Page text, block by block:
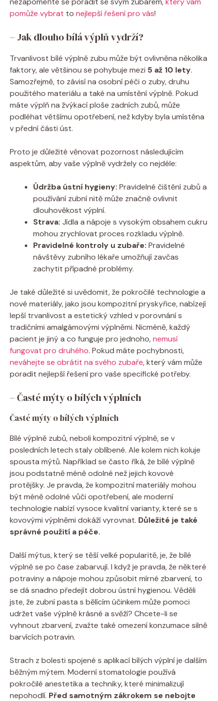
pomůže vybrat to nejlepší řešení pro vás!
– Jak dlouho bílá výplň vydrží?
Trvanlivost bílé výplně zubu může být ovlivněna několika
faktory, ale většinou se pohybuje mezi 5 až 10 lety.
Samozřejmě, to závisí na osobní péči o zuby, druhu
použitého materiálu a také na umístění výplně. Pokud
máte výplň na žvýkací ploše zadních zubů, může
podléhat většímu opotřebení, než kdyby byla umístěna
v přední části úst.
Proto je důležité věnovat pozornost následujícím
aspektům, aby vaše výplně vydržely co nejdéle:
Údržba ústní hygieny: Pravidelné čištění zubů a
používání zubní nitě může značně ovlivnit
dlouhověkost výplní.
Strava: Jídla a nápoje s vysokým obsahem cukru
mohou zrychlovat proces rozkladu výplně.
Pravidelné kontroly u zubaře: Pravidelné
návštěvy zubního lékaře umožňují zavčas
zachytit případné problémy.
Je také důležité si uvědomit, že pokročilé technologie a
nové materiály, jako jsou kompozitní pryskyřice, nabízejí
lepší trvanlivost a estetický vzhled v porovnání s
tradičními amalgámovými výplněmi. Nicméně, každý
pacient je jiný a co funguje pro jednoho,nemusí
fungovat pro druhého. Pokud máte pochybnosti,
neváhejte se obrátit na svého zubaře, který vám může
poradit nejlepší řešení pro vaše specifické potřeby.
– Časté mýty o bílých výplních
Časté mýty o bílých výplních
Bílé výplně zubů, neboli kompozitní výplně, se v
posledních letech staly oblíbené. Ale kolem nich koluje
spousta mýtů. Například se často říká, že bílé výplně
jsou podstatně méně odolné než jejich kovové
protějšky. Je pravda, že kompozitní materiály mohou
být méně odolné vůči opotřebení, ale moderní
technologie nabízí vysoce kvalitní varianty, které se s
kovovými výplněmi dokáží vyrovnat. Důležité je také
správné použití a péče.
Další mýtus, který se těší velké popularitě, je, že bílé
výplně se po čase zabarvují. I když je pravda, že některé
potraviny a nápoje mohou způsobit mírné zbarvení, to
se dá snadno předejít dobrou ústní hygienou. Věděli
jste, že zubní pasta s bělícím účinkem může pomoci
udržet vaše výplně krásné a svěží? Chcete-li se
vyhnout zbarvení, zvažte také omezení konzumace silně
barvících potravin.
Strach z bolesti spojené s aplikací bílých výplní je dalším
běžným mýtem. Moderní stomatologie používá
pokročilé anestetika a techniky, které minimalizují
nepohodlí. Před samotným zákrokem se nebojte